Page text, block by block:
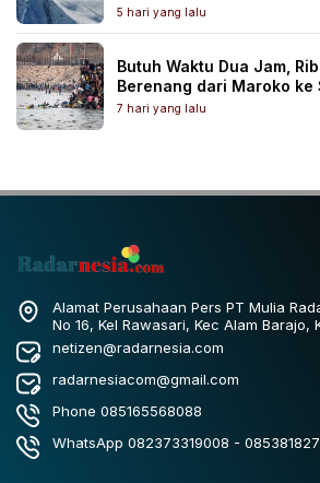
5 hari yang lalu
Butuh Waktu Dua Jam,
Berenang dari Maroko ke
7 hari yang lalu
Alamat Perusahaan Pers PT Mulia
No 16, Kel Rawasari, Kec Alam Barajo,
netizen@radarnesia.com
radarnesiacom@gmail.com
Phone 085165568088
WhatsApp 082373319008 -